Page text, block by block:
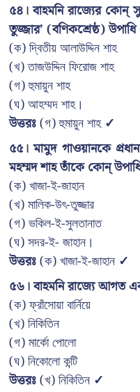
৫৪। বাহমনি রাজ্যের কোন্
তুজ্জার’ (বণিকশ্রেষ্ঠ)
(ক) দ্বিতীয় আলাউদ্দিন শাহ
(খ) তাজউদ্দিন ফিরোজ শাহ
(গ) হুমায়ুন শাহ
(ঘ) আহম্মদ শাহ।
উত্তরঃ(গ) হুমায়ুন শাহ ✓
৫৫। মামুদ গাওয়ানকে
মহম্মদ শাহ তাঁকে কোন্
(ক) খাজা-ই-জাহান
(খ) মালিক-উৎ-তুজ্জার
(গ) ভকিল-ই-সুলতানাত
(ঘ) সদর-ই- জাহান।
উত্তরঃ(ক) খাজা-ই-জাহান ✓
৫৬। বাহমনি রাজ্যে আগত
(ক) ফ্রাঁসোয়া বার্নিয়ে
(খ) নিকিতিন
(গ) মার্কো পোলো
(ঘ) নিকোলো কন্টি
উত্তরঃ(খ) নিকিতিন ✓